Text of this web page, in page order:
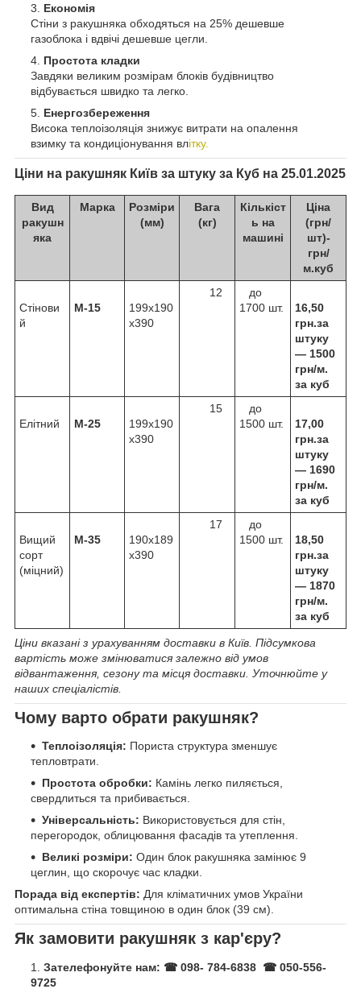
Економія
Стіни з ракушняка обходяться на 25% дешевше
газоблока і вдвічі дешевше цегли.
Простота кладки
Завдяки великим розмірам блоків будівництво
відбувається швидко та легко.
Енергозбереження
Висока теплоізоляція знижує витрати на опалення
взимку та кондиціонування влітку.
Ціни на ракушняк Київ за штуку за Куб на 25.01.2025
Вид
ракушн
яка
Марка
Розміри
(мм)
Вага
(кг)
Кількіст
ь на
машині
Ціна
(грн/
шт)-
грн/
м.куб
Стінови
й
М-15
199х190
х390
12
до
1700 шт.
16,50
грн.за
штуку
— 1500
грн/м.
за куб
Елітний М-25
199х190
х390
15
до
1500 шт.
17,00
грн.за
штуку
— 1690
грн/м.
за куб
Вищий
сорт
(міцний)
М-35
190х189
х390
17
до
1500 шт.
18,50
грн.за
штуку
— 1870
грн/м.
за куб
Ціни вказані з урахуванням доставки в Київ . Підсумкова
вартість може змінюватися залежно від умов
відвантаження, сезону та місця доставки. Уточнюйте у
наших спеціалістів.
Чому варто обрати ракушняк?
Теплоізоляція: Пориста структура зменшує
тепловтрати.
Простота обробки: Камінь легко пиляється,
свердлиться та прибивається.
Універсальність: Використовується для стін,
перегородок, облицювання фасадів та утеплення.
Великі розміри: Один блок ракушняка замінює 9
цеглин, що скорочує час кладки.
Порада від експертів: Для кліматичних умов України
оптимальна стіна товщиною в один блок (39 см).
Як замовити ракушняк з кар'єру?
Зателефонуйте нам: ☎ 098- 784-6838 ☎ 050-556-
9725